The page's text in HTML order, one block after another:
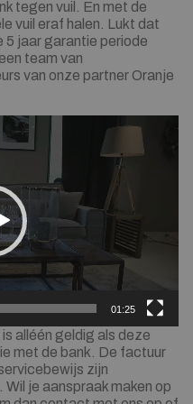
tegen vuil. En met de
vuil eraf halen. Lukt dat
5 jaar garantie periode
team van
van onze partner Oranje
01:25
alléén geldig als deze
met de bank. De factuur
zijn
je aanspraak maken op